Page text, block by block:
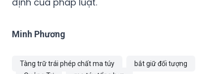
Minh Phương
Tàng trữ trái phép chất ma túy
Bộ đội Biên phòng Quảng Trị